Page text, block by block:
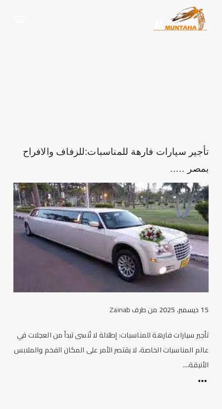
تأجير سيارات فارهة للمناسبات:للزفاف والافراح
بمصر …..
15 ديسمبر، 2025 من طرفZainab
تأجير سيارات فارهة للمناسبات: إطلالة لا تُنسى تبدأ من العجلات في
عالم المناسبات الخاصة، لا يقتصر الأمر على المكان الفخم والملابس
الأنيقة،...